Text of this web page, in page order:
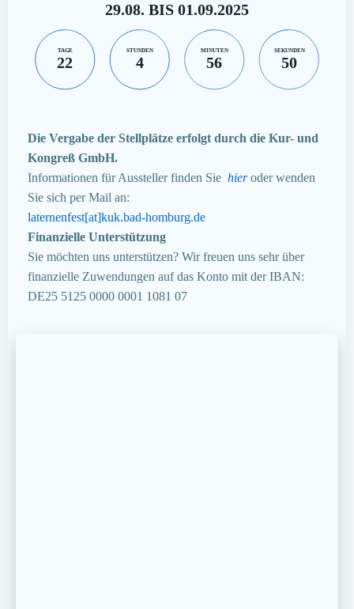
29.08. BIS 01.09.2025
TAGE
22
STUNDEN
4
MINUTEN
56
SEKUNDEN
49
Die Vergabe der Stellplätze erfolgt durch die Kur- und
Kongreß GmbH.
Informationen für Aussteller finden Sie hieroder wenden
Sie sich per Mail an:
laternenfest[at]kuk.bad-homburg.de
Finanzielle Unterstützung
Sie möchten uns unterstützen? Wir freuen uns sehr über
finanzielle Zuwendungen auf das Konto mit der IBAN:
DE25 5125 0000 0001 1081 07